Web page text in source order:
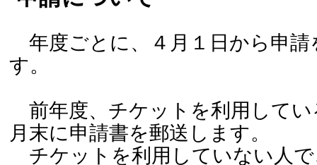
年度ごとに、４月１日から申請
す。
前年度、チケットを利用してい
月末に申請書を郵送します。
チケットを利用していない人で